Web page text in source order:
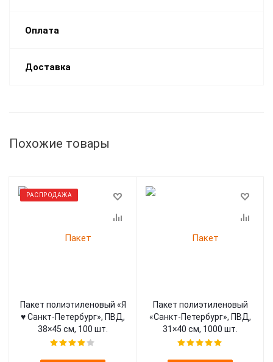
Оплата
Доставка
Похожие товары
РАСПРОДАЖА
Пакет полиэтиленовый «Я
♥ Санкт-Петербург», ПВД,
38×45 см, 100 шт.
Пакет полиэтиленовый
«Санкт-Петербург», ПВД,
31×40 см, 1000 шт.